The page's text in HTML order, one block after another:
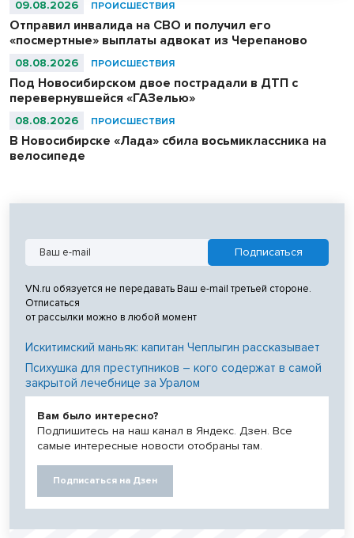
09.08.2026 ПРОИСШЕСТВИЯ
Отправил инвалида на СВО и получил его
«посмертные» выплаты адвокат из Черепаново
08.08.2026 ПРОИСШЕСТВИЯ
Под Новосибирском двое пострадали в ДТП с
перевернувшейся «ГАЗелью»
08.08.2026 ПРОИСШЕСТВИЯ
В Новосибирске «Лада» сбила восьмиклассника на
велосипеде
VN.ru обязуется не передавать Ваш e-mail третьей стороне.
Отписаться
от рассылки можно в любой момент
Искитимский маньяк: капитан Чеплыгин рассказывает
Психушка для преступников – кого содержат в самой
закрытой лечебнице за Уралом
Вам было интересно?
Подпишитесь на наш канал в Яндекс. Дзен. Все
самые интересные новости отобраны там.
Подписаться на Дзен